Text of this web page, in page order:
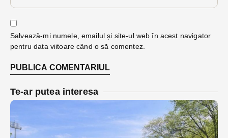
Salvează-mi numele, emailul și site-ul web în acest navigator
pentru data viitoare când o să comentez.
Te-ar putea interesa